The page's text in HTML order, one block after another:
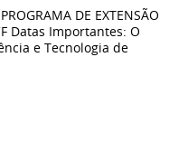
DE EXTENSÃO
Datas Importantes: O
e Tecnologia de